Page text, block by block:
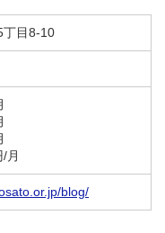
丁目8-10
月
blog/